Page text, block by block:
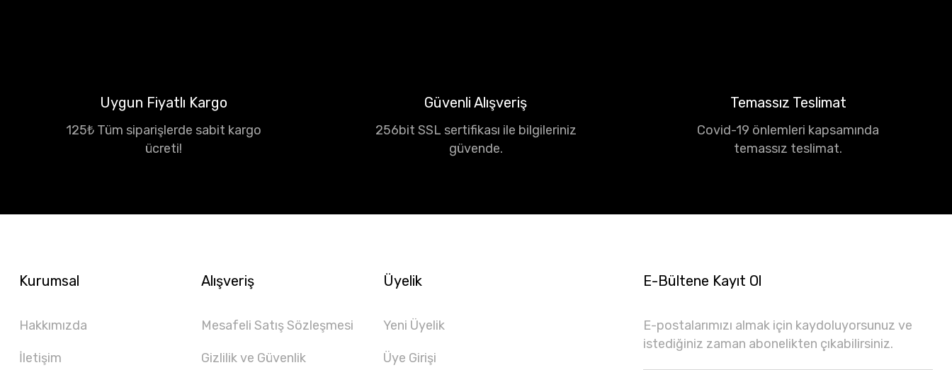
Uygun Fiyatlı Kargo
125₺ Tüm siparişlerde sabit kargo
ücreti!
Güvenli Alışveriş
256bit SSL sertifikası ile bilgileriniz
güvende.
Temassız Teslimat
Covid-19 önlemleri kapsamında
temassız teslimat.
Kurumsal
Hakkımızda
İletişim
Alışveriş
Mesafeli Satış Sözleşmesi
Gizlilik ve Güvenlik
Üyelik
Yeni Üyelik
Üye Girişi
E-Bültene Kayıt Ol
E-postalarımızı almak için kaydoluyorsunuz ve
istediğiniz zaman abonelikten çıkabilirsiniz.